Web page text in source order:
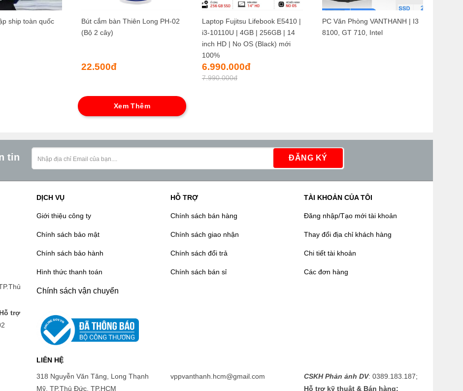
ship toàn quốc
Bút cắm bàn Thiên Long PH-02
(Bộ 2 cây)
22.500đ
Laptop Fujitsu Lifebook E5410 |
i3-10110U | 4GB | 256GB | 14
inch HD | No OS (Black) mới
100%
7.990.000đ
Giá
gốc
là:
6.990.000đGiá
hiện
PC Văn Phòng VANTHANH | I3
8100, GT 710, Intel
Xem Thêm
tin
Hỗ trợ
DỊCH VỤ
Giới thiệu công ty
Chính sách bảo mật
Chính sách bảo hành
Hình thức thanh toán
Chính sách vận chuyển
HỖ TRỢ
Chính sách bán hàng
Chính sách giao nhận
Chính sách đổi trả
Chính sách bán sỉ
TÀI KHOẢN CỦA TÔI
Đăng nhập/Tạo mới tài khoản
Thay đổi địa chỉ khách hàng
Chi tiết tài khoản
Các đơn hàng
LIÊN HỆ
318 Nguyễn Văn Tăng, Long Thạnh
Mỹ, TP.Thủ Đức, TP.HCM
vppvanthanh.hcm@gmail.com CSKH Phản ảnh DV: 0389.183.187;
Hỗ trợ kỹ thuật & Bán hàng: